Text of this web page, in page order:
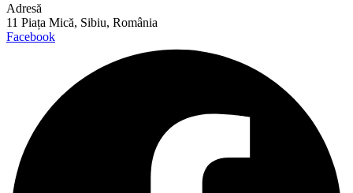
Adresă
11 Piața Mică, Sibiu, România
Facebook